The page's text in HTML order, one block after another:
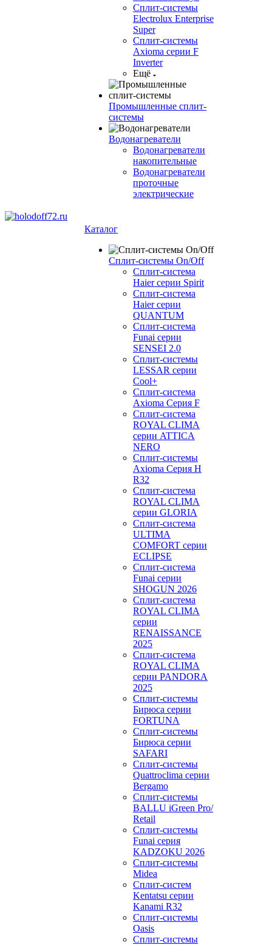
Сплит-системы
Electrolux Enterprise
Super
Сплит-системы
Axioma серии F
Inverter
Ещё
Промышленные сплит-
системы
Водонагреватели
Водонагреватели
накопительные
Водонагреватели
проточные
электрические
Каталог
Сплит-системы On/Off
Сплит-система
Haier серии Spirit
Сплит-система
Haier серии
QUANTUM
Сплит-система
Funai серии
SENSEI 2.0
Сплит-системы
LESSAR серии
Cool+
Сплит-система
Axioma Серия F
Сплит-система
ROYAL CLIMA
серии ATTICA
NERO
Сплит-системы
Axioma Серия H
R32
Сплит-система
ROYAL CLIMA
серии GLORIA
Сплит-система
ULTIMA
COMFORT серии
ECLIPSE
Сплит-система
Funai серии
SHOGUN 2026
Сплит-система
ROYAL CLIMA
серии
RENAISSANCE
2025
Сплит-система
ROYAL CLIMA
серии PANDORA
2025
Сплит-системы
Бирюса серии
FORTUNA
Сплит-системы
Бирюса серии
SAFARI
Сплит-системы
Quattroclima серии
Bergamo
Сплит-системы
BALLU iGreen Pro/
Retail
Сплит-системы
Funai серия
KADZOKU 2026
Сплит-системы
Midea
Сплит-систем
Kentatsu серии
Kanami R32
Сплит-системы
Oasis
Сплит-системы